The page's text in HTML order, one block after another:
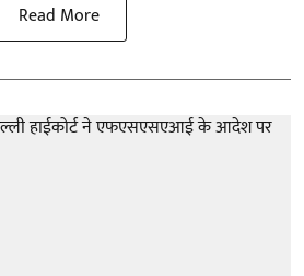
Read More